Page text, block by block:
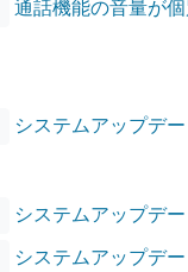
通話機能の音量が
システムアップデ
システムアップデ
システムアップデ